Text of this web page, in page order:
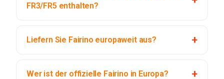
FR3/FR5 enthalten?
Liefern Sie Fairino europaweit aus?
Wer ist der offizielle Fairino in Europa?